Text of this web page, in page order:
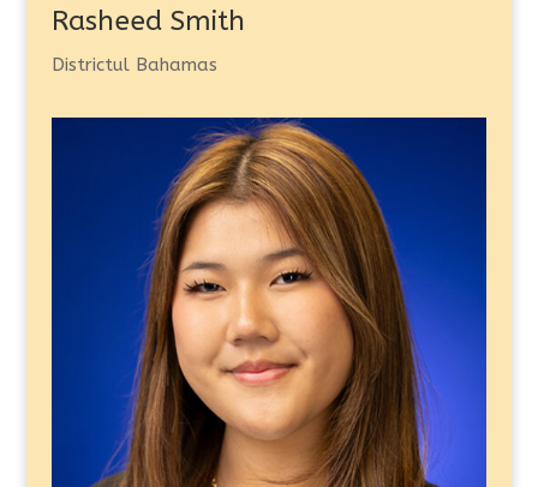
Rasheed Smith
Districtul Bahamas